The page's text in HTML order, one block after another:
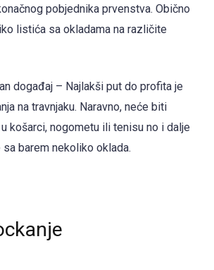
pobjednika prvenstva. Obično
listića sa okladama na različite
događaj – Najlakši put do profita je
na travnjaku. Naravno, neće biti
košarci, nogometu ili tenisu no i dalje
barem nekoliko oklada.